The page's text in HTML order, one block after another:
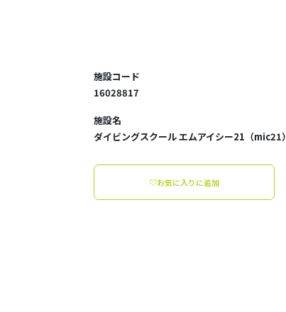
施設コード
16028817
施設名
ダイビングスクール エムアイシー21（mic21）
♡お気に入りに追加